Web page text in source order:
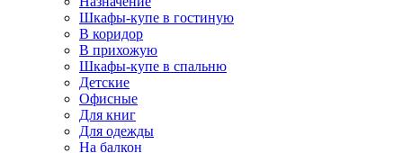
Шкафы-купе в гостиную
В коридор
В прихожую
Шкафы-купе в спальню
Детские
Офисные
Для книг
Для одежды
На балкон